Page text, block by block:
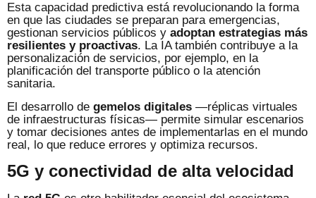
Esta capacidad predictiva está revolucionando la forma
en que las ciudades se preparan para emergencias,
gestionan servicios públicos y adoptan estrategias más
resilientes y proactivas. La IA también contribuye a la
personalización de servicios, por ejemplo, en la
planificación del transporte público o la atención
sanitaria.
El desarrollo de gemelos digitales —réplicas virtuales
de infraestructuras físicas— permite simular escenarios
y tomar decisiones antes de implementarlas en el mundo
real, lo que reduce errores y optimiza recursos.
5G y conectividad de alta velocidad